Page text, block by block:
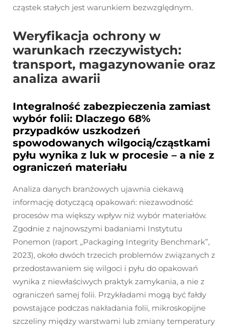
cząstek stałych jest warunkiem bezwzględnym.
Weryfikacja ochrony w
warunkach rzeczywistych:
transport, magazynowanie oraz
analiza awarii
Integralność zabezpieczenia zamiast
wybór folii: Dlaczego 68%
przypadków uszkodzeń
spowodowanych wilgocią/cząstkami
pyłu wynika z luk w procesie – a nie z
ograniczeń materiału
Analiza danych branżowych ujawnia ciekawą
informację dotyczącą opakowań: niezawodność
procesów ma większy wpływ niż wybór materiałów.
Zgodnie z najnowszymi badaniami Instytutu
Ponemon (raport „Packaging Integrity Benchmark”,
2023), około dwóch trzecich problemów związanych z
przedostawaniem się wilgoci i pyłu do opakowań
wynika z niewłaściwych praktyk zamykania, a nie z
ograniczeń samej folii. Przykładami mogą być fałdy
powstające podczas nakładania folii, mikroskopijne
szczeliny między warstwami lub zmiany temperatury